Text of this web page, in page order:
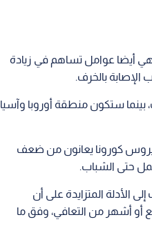
هي أيضا عوامل تساهم في زيادة
الإصابة بالخرف.
بينما ستكون منطقة أوروبا وآسيا
كورونا يعانون من ضعف
حتى الشباب.
الأدلة المتزايدة على أن
أو أشهر من التعافي، وفق ما